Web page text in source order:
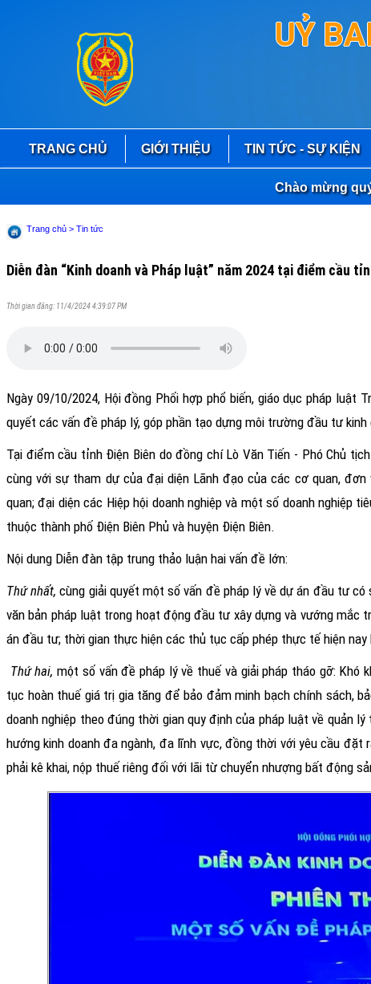
UỶ
TRANG CHỦ GIỚI THIỆU TIN TỨC - SỰ KIỆN
Chào mừng quý
Trang chủ > Tin tức
Diễn đàn “Kinh doanh và Pháp luật” năm 2024 tại điểm cầu
Thời gian đăng: 11/4/2024 4:39:07 PM
Ngày 09/10/2024, Hội đồng Phối hợp phổ biến, giáo dục pháp luật
quyết các vấn đề pháp lý, góp phần tạo dựng môi trường đầu tư kinh
Tại điểm cầu tỉnh Điện Biên do đồng chí Lò Văn Tiến - Phó Chủ
cùng với sự tham dự của đại diện Lãnh đạo của các cơ quan,
quan; đại diện các Hiệp hội doanh nghiệp và một số doanh nghiệp
thuộc thành phố Điện Biên Phủ và huyện Điện Biên.
Nội dung Diễn đàn tập trung thảo luận hai vấn đề lớn:
Thứ nhất, cùng giải quyết một số vấn đề pháp lý về dự án đầu tư
văn bản pháp luật trong hoạt động đầu tư xây dựng và vướng
án đầu tư; thời gian thực hiện các thủ tục cấp phép thực tế hiện
Thứ hai, một số vấn đề pháp lý về thuế và giải pháp tháo gỡ:
tục hoàn thuế giá trị gia tăng để bảo đảm minh bạch chính sách,
doanh nghiệp theo đúng thời gian quy định của pháp luật về quản
hướng kinh doanh đa ngành, đa lĩnh vực, đồng thời với yêu cầu
phải kê khai, nộp thuế riêng đối với lãi từ chuyển nhượng bất động